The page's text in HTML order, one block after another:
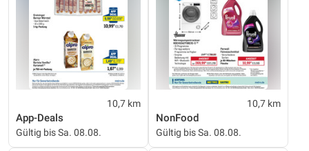
10,7 km
App-Deals
Gültig bis Sa. 08.08.
10,7 km
NonFood
Gültig bis Sa. 08.08.